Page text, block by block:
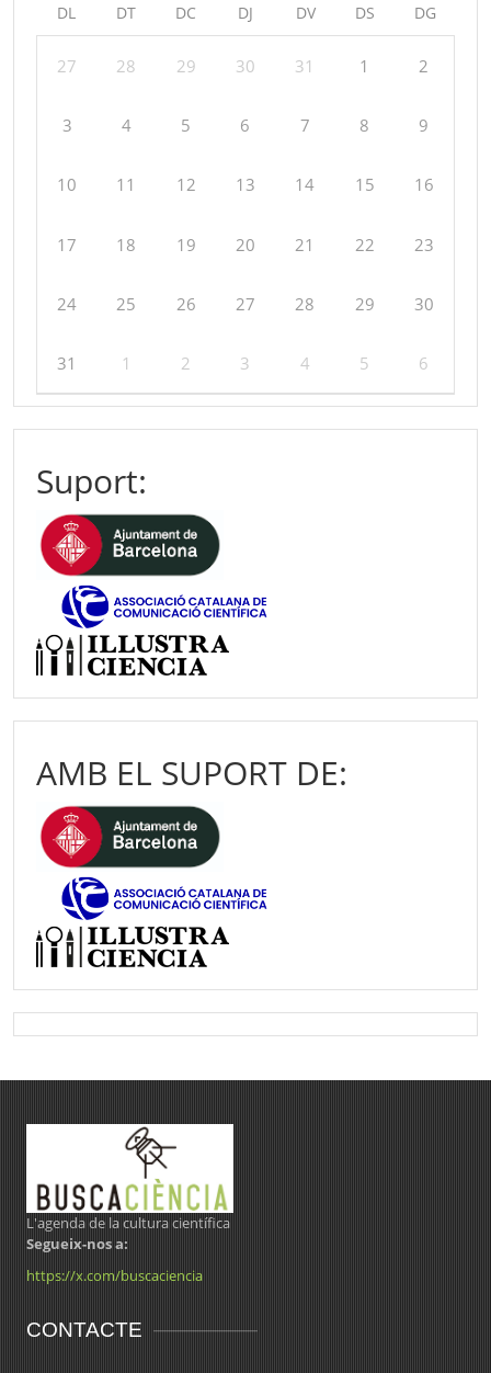
DL DT DC DJ DV DS DG
27 28 29 30 31 1 2
3 4 5 6 7 8 9
10 11 12 13 14 15 16
17 18 19 20 21 22 23
24 25 26 27 28 29 30
31 1 2 3 4 5 6
Suport:
AMB EL SUPORT DE:
L'agenda de la cultura científica
Segueix-nos a:
https://x.com/buscaciencia
CONTACTE